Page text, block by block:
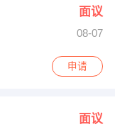
面议
08-07
申请
面议